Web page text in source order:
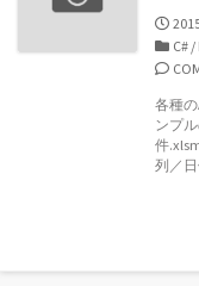
公
開
日
カ
テ
リ
ー
C# /
各種
ンプ
件
列／